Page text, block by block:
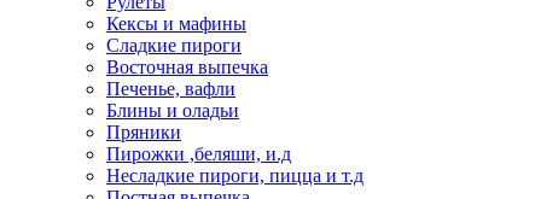
Кексы и мафины
Сладкие пироги
Восточная выпечка
Печенье, вафли
Блины и оладьи
Пряники
Пирожки ,беляши, и.д
Несладкие пироги, пицца и т.д